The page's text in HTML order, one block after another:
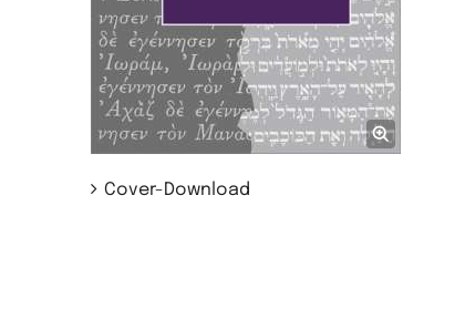
Cover-Download